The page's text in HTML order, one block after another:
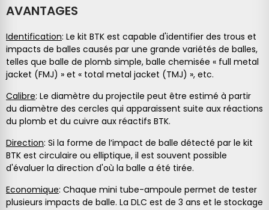
AVANTAGES
Identification: Le kit BTK est capable d'identifier des trous et
impacts de balles causés par une grande variétés de balles,
telles que balle de plomb simple, balle chemisée « full metal
jacket (FMJ) » et « total metal jacket (TMJ) », etc.
Calibre: Le diamètre du projectile peut être estimé à partir
du diamètre des cercles qui apparaissent suite aux réactions
du plomb et du cuivre aux réactifs BTK.
Direction: Si la forme de l’impact de balle détecté par le kit
BTK est circulaire ou elliptique, il est souvent possible
d'évaluer la direction d'où la balle a été tirée.
Economique: Chaque mini tube-ampoule permet de tester
plusieurs impacts de balle. La DLC est de 3 ans et le stockage